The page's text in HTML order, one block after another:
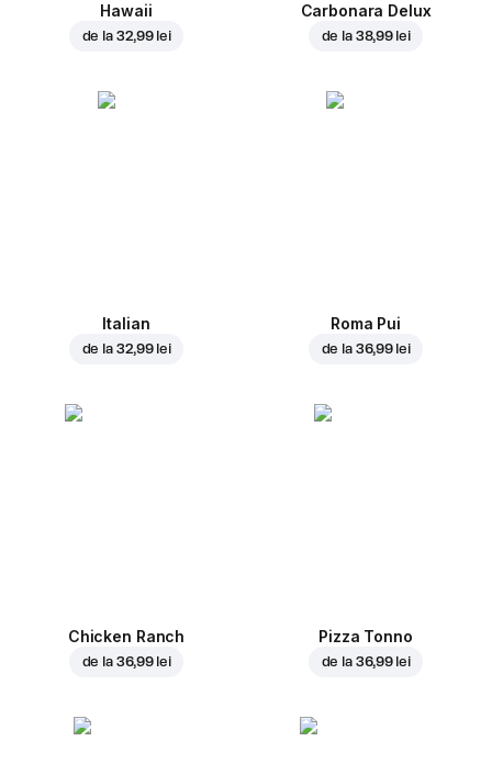
Hawaii
de la 32,99 lei
Carbonara Delux
de la 38,99 lei
Italian
de la 32,99 lei
Roma Pui
de la 36,99 lei
Chicken Ranch
de la 36,99 lei
Pizza Tonno
de la 36,99 lei